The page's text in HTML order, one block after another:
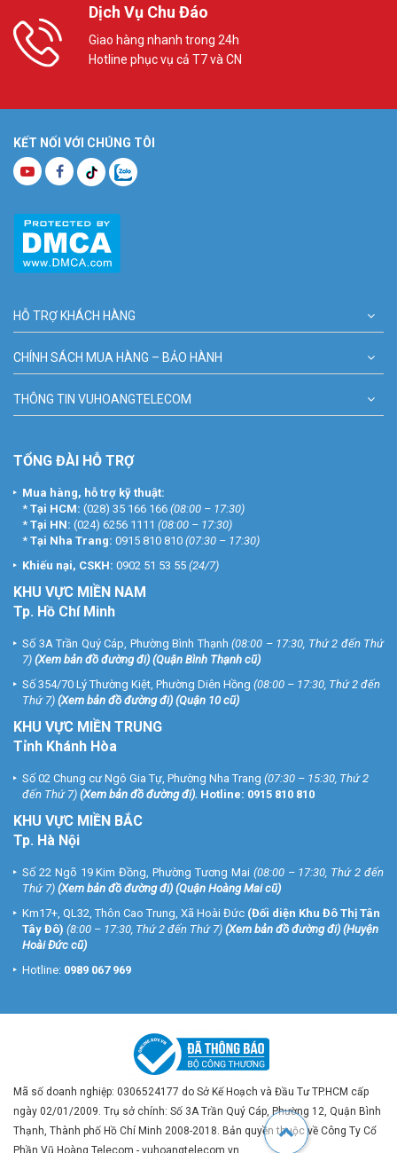
Dịch Vụ Chu Đáo
Giao hàng nhanh trong 24h
Hotline phục vụ cả T7 và CN
KẾT NỐI VỚI CHÚNG TÔI
HỖ TRỢ KHÁCH HÀNG
CHÍNH SÁCH MUA HÀNG – BẢO HÀNH
THÔNG TIN VUHOANGTELECOM
TỔNG ĐÀI HỖ TRỢ
Mua hàng, hỗ trợ kỹ thuật:
* Tại HCM: (028) 35 166 166 (08:00 – 17:30)
* Tại HN: (024) 6256 1111 (08:00 – 17:30)
* Tại Nha Trang: 0915 810 810 (07:30 – 17:30)
Khiếu nại, CSKH: 0902 51 53 55 (24/7)
KHU VỰC MIỀN NAM
Tp. Hồ Chí Minh
Số 3A Trần Quý Cáp, Phường Bình Thạnh (08:00 – 17:30, Thứ 2 đến Thứ
7) (Xem bản đồ đường đi) (Quận Bình Thạnh cũ)
Số 354/70 Lý Thường Kiệt, Phường Diên Hồng (08:00 – 17:30, Thứ 2 đến
Thứ 7) (Xem bản đồ đường đi) (Quận 10 cũ)
KHU VỰC MIỀN TRUNG
Tỉnh Khánh Hòa
Số 02 Chung cư Ngô Gia Tự, Phường Nha Trang (07:30 – 15:30, Thứ 2
đến Thứ 7) (Xem bản đồ đường đi). Hotline: 0915 810 810
KHU VỰC MIỀN BẮC
Tp. Hà Nội
Số 22 Ngõ 19 Kim Đồng, Phường Tương Mai (08:00 – 17:30, Thứ 2 đến
Thứ 7) (Xem bản đồ đường đi) (Quận Hoàng Mai cũ)
Km17+, QL32, Thôn Cao Trung, Xã Hoài Đức (Đối diện Khu Đô Thị Tân
Tây Đô) (8:00 – 17:30, Thứ 2 đến Thứ 7) (Xem bản đồ đường đi) (Huyện
Hoài Đức cũ)
Hotline: 0989 067 969
Mã số doanh nghiệp: 0306524177 do Sở Kế Hoạch và Đầu Tư TP.HCM cấp
ngày 02/01/2009. Trụ sở chính: Số 3A Trần Quý Cáp, Phường 12, Quận Bình
Thạnh, Thành phố Hồ Chí Minh 2008-2018. Bản quyền thuộc về Công Ty Cổ
Phần Vũ Hoàng Telecom - vuhoangtelecom.vn